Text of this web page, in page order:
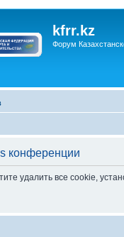
kfrr.kz
Форум
конференции
удалить все cookie,